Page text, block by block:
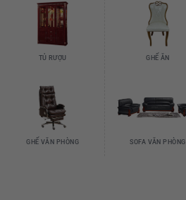
TỦ RƯỢU GHẾ ĂN
GHẾ VĂN PHÒNG SOFA VĂN PHÒNG